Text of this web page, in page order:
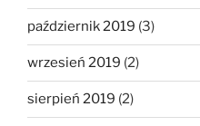
październik 2019 (3)
wrzesień 2019 (2)
sierpień 2019 (2)